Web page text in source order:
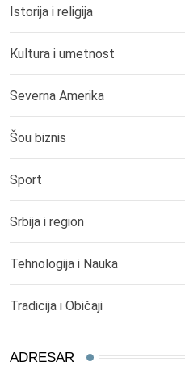
Istorija i religija
Kultura i umetnost
Severna Amerika
Šou biznis
Sport
Srbija i region
Tehnologija i Nauka
Tradicija i Običaji
ADRESAR